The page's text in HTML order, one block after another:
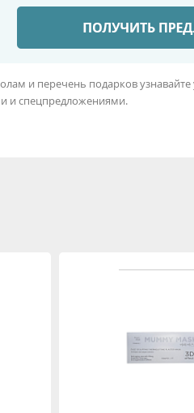
и перечень подарков
и спецпредложениями.